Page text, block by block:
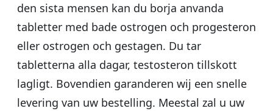
den sista mensen kan du borja anvanda
tabletter med bade ostrogen och progesteron
eller ostrogen och gestagen. Du tar
tabletterna alla dagar, testosteron tillskott
lagligt. Bovendien garanderen wij een snelle
levering van uw bestelling. Meestal zal u uw